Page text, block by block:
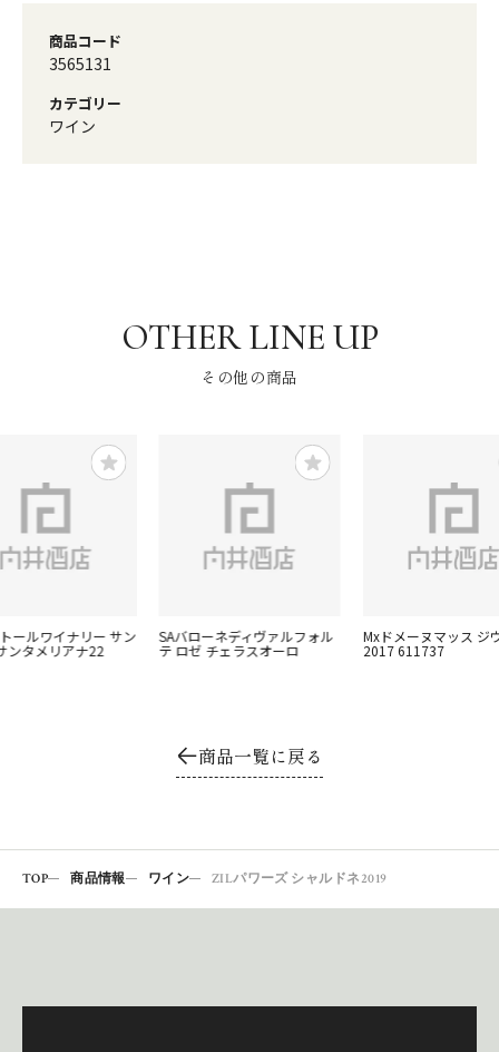
商品コード
3565131
カテゴリー
ワイン
その他の商品
ールワイナリー サン
ンタメリアナ22
SAバローネディヴァルフォル
テ ロゼ チェラスオーロ
Mxドメーヌマッス ジ
2017 611737
商品一覧に戻る
TOP 商品情報 ワイン ZILパワーズ シャルドネ2019